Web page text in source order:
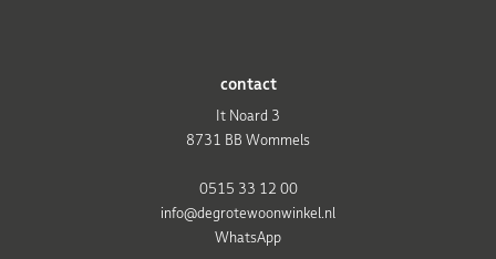
contact
It Noard 3
8731 BB Wommels
0515 33 12 00
info@degrotewoonwinkel.nl
WhatsApp